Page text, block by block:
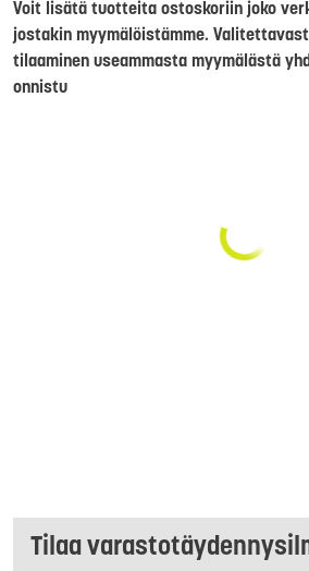
Voit lisätä tuotteita ostoskoriin joko
jostakin myymälöistämme.
tilaaminen useammasta myymälästä
onnistu
Tilaa